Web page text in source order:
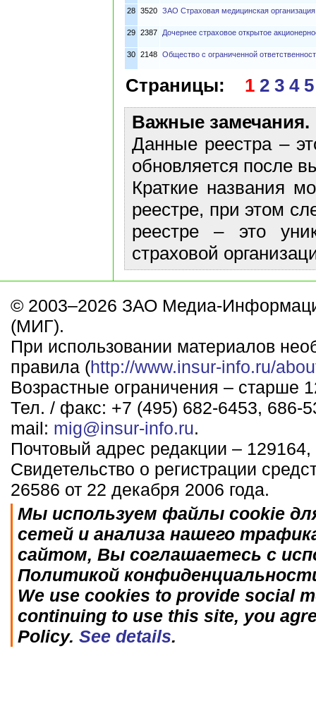
28 3520 ЗАО Страховая медицинская
29 2387 Дочернее страховое открытое
30 2148 Общество с ограниченной
Страницы: 1 2 3 4 5
Важные замечания.
Данные реестра –
обновляется после
Краткие названия
реестре, при этом
реестре – это
страховой
© 2003–2026 ЗАО Медиа-
(МИГ).
При использовании материалов
правила (http://www.insur-info.ru/
Возрастные ограничения – старше
Тел. / факс: +7 (495) 682-6453, 686-
mail: mig@insur-info.ru.
Почтовый адрес редакции –
Свидетельство о регистрации
26586 от 22 декабря 2006 года.
Мы используем файлы cookie
сетей и анализа нашего
сайтом, Вы соглашаетесь с
Политикой
We use cookies to provide social
continuing to use this site, you
Policy. See details.